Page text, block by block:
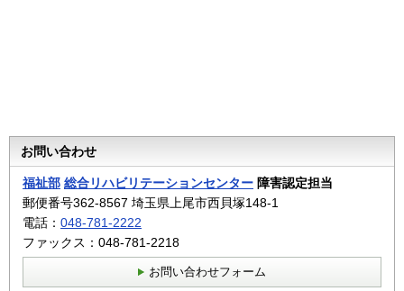
お問い合わせ
福祉部 総合リハビリテーションセンター 障害認定担当
郵便番号362-8567 埼玉県上尾市西貝塚148-1
電話： 048-781-2222
ファックス：048-781-2218
お問い合わせフォーム